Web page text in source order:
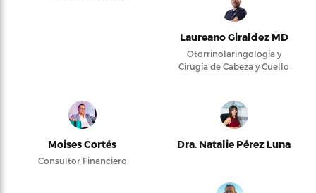
Laureano Giraldez MD
Otorrinolaringología y
Cirugía de Cabeza y Cuello
Moises Cortés
Consultor Financiero
Dra. Natalie Pérez Luna